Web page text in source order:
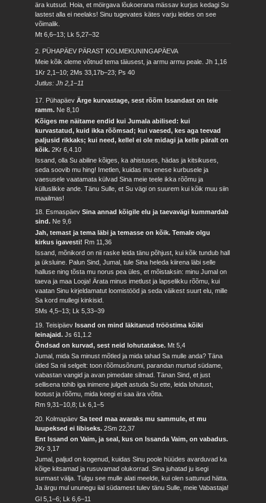
ära kutsud. Hoia, et möirgava lõukoerana mässav kurjus kedagi Su
lastest alla ei neelaks! Sinu tugevates kätes varju leides on see
võimalik.
Mt 6,6–13; Lk 5,27–32
2. PÜHAPÄEV PÄRAST KOLMEKUNINGAPÄEVA
Meie kõik oleme võtnud tema täiusest, ja armu armu peale.Jh 1,16
1Kr 2,1–10; 2Ms 33,17b–23; Ps 40
Jutlus: Jh 2,1–11
17. PühapäevÄrge kurvastage, sest rõõm Issandast on teie
ramm. Ne 8,10
Kõiges me näitame endid kui Jumala abilised: kui
kurvastatud, kuid ikka rõõmsad; kui vaesed, kes aga teevad
paljusid rikkaks; kui need, kellel ei ole midagi ja kelle päralt on
kõik.2Kr 6,4.10
Issand, olla Su abiline kõiges, ka ahistuses, hädas ja kitsikuses,
seda soovib mu hing! Imetlen, kuidas mu enese kurbusele ja
vaesusele vaatamata külvad Sina meie teele ikka rõõmu ja
külluslikke ande. Tänu Sulle, et Su vägi on suurem kui kõik muu siin
maailmas!
18. EsmaspäevSina annad kõigile elu ja taevavägi kummardab
sind. Ne 9,6
Jah, temast ja tema läbi ja temasse on kõik. Temale olgu
kirkus igavesti! Rm 11,36
Issand, mõnikord on nii raske leida tänu põhjust, kui kõik tundub hall
ja üksluine. Palun Sind, Jumal, tule Sina heleda kiirena läbi selle
halluse ning tõsta mu norus pea üles, et mõistaksin: minu Jumal on
taeva ja maa Looja! Ärata minus imetlust ja lapselikku rõõmu, kui
vaatan Sinu kirjeldamatut loomistööd ja seda väikest suurt elu, mille
Sa kord mullegi kinkisid.
5Ms 4,5–13; Lk 5,33–39
19. TeisipäevIssand on mind läkitanud trööstima kõiki
leinajaid.Js 61,1.2
Õndsad on kurvad, sest neid lohutatakse. Mt 5,4
Jumal, mida Sa minust mõtled ja mida tahad Sa mulle anda? Täna
ütled Sa nii selgelt: toon rõõmusõnumi, parandan murtud südame,
vabastan vangid ja avan pimedate silmad. Tänan Sind, et just
sellisena tohib iga inimene julgelt astuda Su ette, leida lohutust,
lootust ja rõõmu, mida keegi ei saa ära võtta.
Rm 9,31–10,8; Lk 6,1–5
20. KolmapäevSa teed maa avaraks mu sammule, et mu
luupeksed ei libiseks.2Sm 22,37
Ent Issand on Vaim, ja seal, kus on Issanda Vaim, on vabadus.
2Kr 3,17
Jumal, paljud on kogenud, kuidas Sinu poole hüüdes avarduvad ka
kõige kitsamad ja rusuvamad olukorrad. Sina juhatad ju isegi
surmast välja. Tulgu see mulle alati meelde, kui olen sattunud hätta.
Ja ärgu mul ununegu iial südamest tulev tänu Sulle, meie Vabastaja!
Gl 5,1–6; Lk 6,6–11